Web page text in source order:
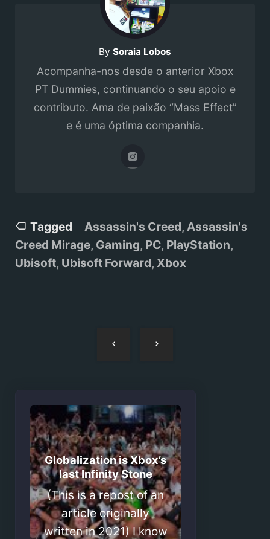
By Soraia Lobos
Acompanha-nos desde o anterior Xbox
PT Dummies, continuando o seu apoio e
contributo. Ama de paixão “Mass Effect”
e é uma óptima companhia.
Tagged Assassin's Creed, Assassin's
Creed Mirage, Gaming, PC, PlayStation,
Ubisoft, Ubisoft Forward, Xbox
Globalization is Xbox’s
last Infinity Stone
(This is a repost of an
article originally
written in 2021) I know